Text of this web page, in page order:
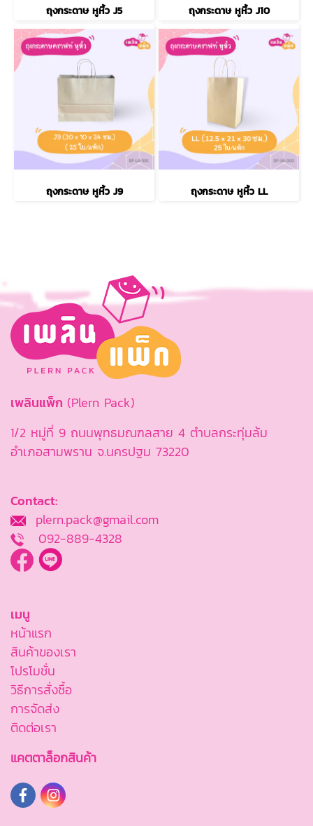
ถุงกระดาษ หูหิ้ว J5 ถุงกระดาษ หูหิ้ว J10
ถุงกระดาษ หูหิ้ว J9 ถุงกระดาษ หูหิ้ว LL
เพลินแพ็ก (Plern Pack)
1/2 หมู่ที่ 9 ถนนพุทธมณฑลสาย 4 ตำบลกระทุ่มล้ม
อำเภอสามพราน จ.นครปฐม 73220
Contact:
plern.pack@gmail.com
092-889-4328
เมนู
หน้าแรก
สินค้าของเรา
โปรโมชั่น
วิธีการสั่งซื้อ
การจัดส่ง
ติดต่อเรา
แคตตาล็อกสินค้า